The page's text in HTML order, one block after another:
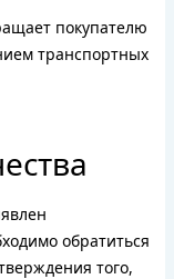
покупателю
транспортных
обратиться
того,